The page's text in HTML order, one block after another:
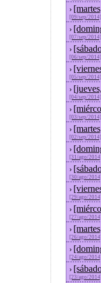
›
[09/sep/2014]
›
[07/sep/2014]
›
[06/sep/2014]
›
[05/sep/2014]
›
[04/sep/2014]
›
[03/sep/2014]
›
[02/sep/2014]
›
[31/ago/2014]
›
[30/ago/2014]
›
[29/ago/2014]
›
[27/ago/2014]
›
[26/ago/2014]
›
[24/ago/2014]
›
[23/ago/2014]